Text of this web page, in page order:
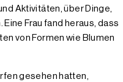
Aktivitäten, über Dinge,
Frau fand heraus, dass
von Formen wie Blumen
gesehen hatten,